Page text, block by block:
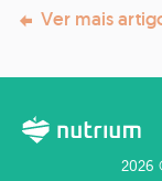
Ver mais
2026